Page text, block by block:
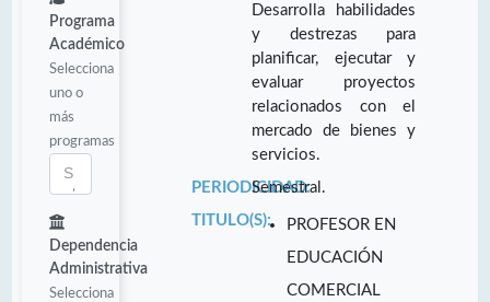
Programa
Académico
Selecciona
uno o
más
programas
Dependencia
Administrativa
Selecciona
Desarrolla habilidades
y destrezas para
planificar, ejecutar y
evaluar proyectos
relacionados con el
mercado de bienes y
servicios.
PERIODICIDAD:
Semestral.
TITULO(S):
PROFESOR EN
EDUCACIÓN
COMERCIAL